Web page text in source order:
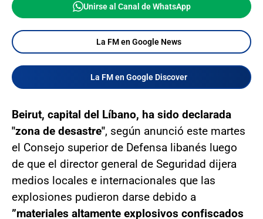
Unirse al Canal de WhatsApp
La FM en Google News
La FM en Google Discover
Beirut, capital del Líbano, ha sido declarada
"zona de desastre", según anunció este martes
el Consejo superior de Defensa libanés luego
de que el director general de Seguridad dijera
medios locales e internacionales que las
explosiones pudieron darse debido a
”materiales altamente explosivos confiscados